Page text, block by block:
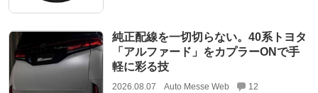
純正配線を一切切らない。40系トヨタ
「アルファード」をカプラーONで手
軽に彩る技
2026.08.07 Auto Messe Web 12